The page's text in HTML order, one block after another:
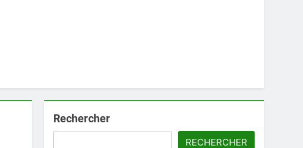
Rechercher
RECHERCHER